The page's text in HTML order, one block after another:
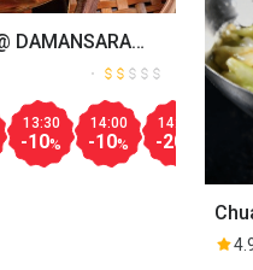
DAMANSARA
13:30
-10%
14:00
-10%
14:30
-20